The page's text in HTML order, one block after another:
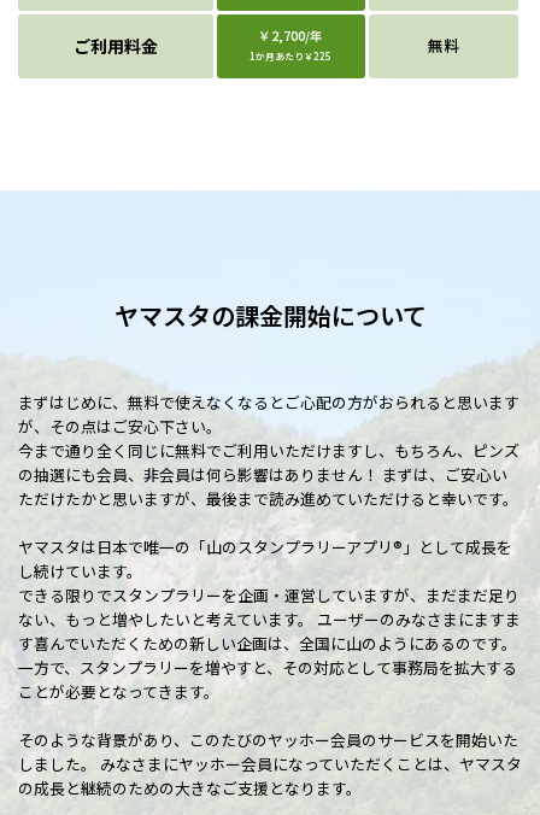
ご利用料金 ￥2,700/年
1か月あたり￥225 無料
ヤマスタの課金開始について
まずはじめに、無料で使えなくなるとご心配の方がおられると思います
が、その点はご安心下さい。
今まで通り全く同じに無料でご利用いただけますし、もちろん、ピンズ
の抽選にも会員、非会員は何ら影響はありません！ まずは、ご安心い
ただけたかと思いますが、最後まで読み進めていただけると幸いです。
ヤマスタは日本で唯一の「山のスタンプラリーアプリ®︎」として成長を
し続けています。
できる限りでスタンプラリーを企画・運営していますが、まだまだ足り
ない、もっと増やしたいと考えています。 ユーザーのみなさまにますま
す喜んでいただくための新しい企画は、全国に山のようにあるのです。
一方で、スタンプラリーを増やすと、その対応として事務局を拡大する
ことが必要となってきます。
そのような背景があり、このたびのヤッホー会員のサービスを開始いた
しました。 みなさまにヤッホー会員になっていただくことは、ヤマスタ
の成長と継続のための大きなご支援となります。